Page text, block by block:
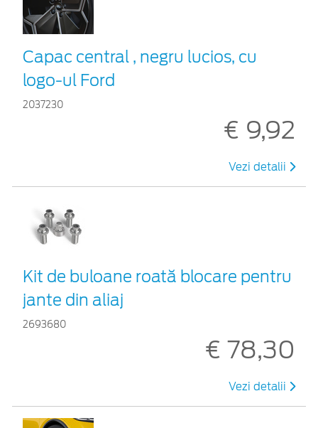
Capac central , negru lucios, cu
logo-ul Ford
2037230
€ 9,92
Vezi detalii
Kit de buloane roată blocare pentru
jante din aliaj
2693680
€ 78,30
Vezi detalii